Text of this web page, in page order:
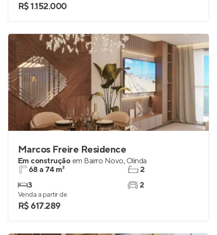
R$ 1.152.000
Marcos Freire Residence
Em construção em Bairro Novo, Olinda
68 a 74 m²
3
2
2
Venda a partir de
R$ 617.289